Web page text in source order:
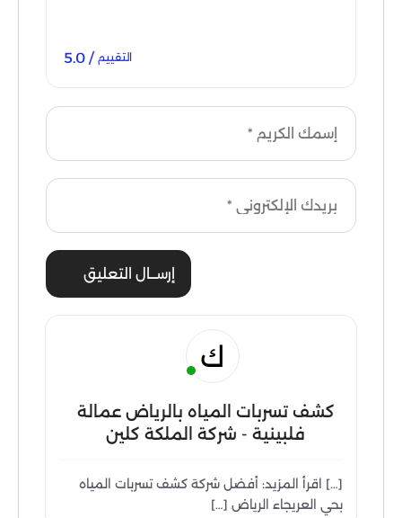
التقييم / 5.0
إرســال التعليق
ك
كشف تسربات المياه بالرياض عمالة
فلبينية - شركة الملكة كلين
[…] اقرأ المزيد: أفضل شركة كشف تسربات المياه
بحي العريجاء الرياض […]